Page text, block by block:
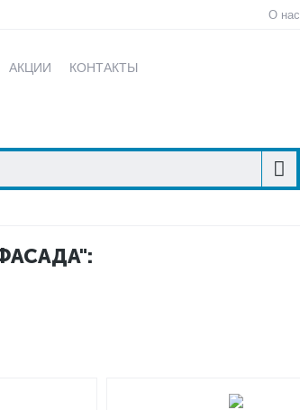
О нас
АКЦИИ КОНТАКТЫ